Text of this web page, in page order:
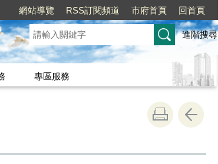
網站導覽 RSS訂閱頻道 市府首頁 回首頁
進階搜尋
專區服務